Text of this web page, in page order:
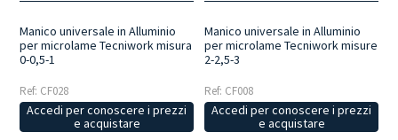
Manico universale in Alluminio
per microlame Tecniwork misura
0-0,5-1
Ref: CF028
Accedi per conoscere i prezzi
e acquistare
Manico universale in Alluminio
per microlame Tecniwork misure
2-2,5-3
Ref: CF008
Accedi per conoscere i prezzi
e acquistare